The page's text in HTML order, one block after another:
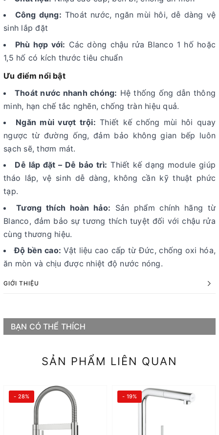
Công dụng: Thoát nước, ngăn mùi hôi, dễ dàng vệ
sinh lắp đặt
Phù hợp với: Các dòng chậu rửa Blanco 1 hố hoặc
1,5 hố có kích thước tiêu chuẩn
Ưu điểm nổi bật
Thoát nước nhanh chóng: Hệ thống ống dẫn thông
minh, hạn chế tắc nghẽn, chống tràn hiệu quả.
Ngăn mùi vượt trội: Thiết kế chống mùi hôi quay
ngược từ đường ống, đảm bảo không gian bếp luôn
sạch sẽ, thơm mát.
Dễ lắp đặt – Dễ bảo trì: Thiết kế dạng module giúp
tháo lắp, vệ sinh dễ dàng, không cần kỹ thuật phức
tạp.
Tương thích hoàn hảo: Sản phẩm chính hãng từ
Blanco, đảm bảo sự tương thích tuyệt đối với chậu rửa
cùng thương hiệu.
Độ bền cao: Vật liệu cao cấp từ Đức, chống oxi hóa,
ăn mòn và chịu được nhiệt độ nước nóng.
GIỚI THIỆU
BẠN CÓ THỂ THÍCH
SẢN PHẨM LIÊN QUAN
- 28% - 19%